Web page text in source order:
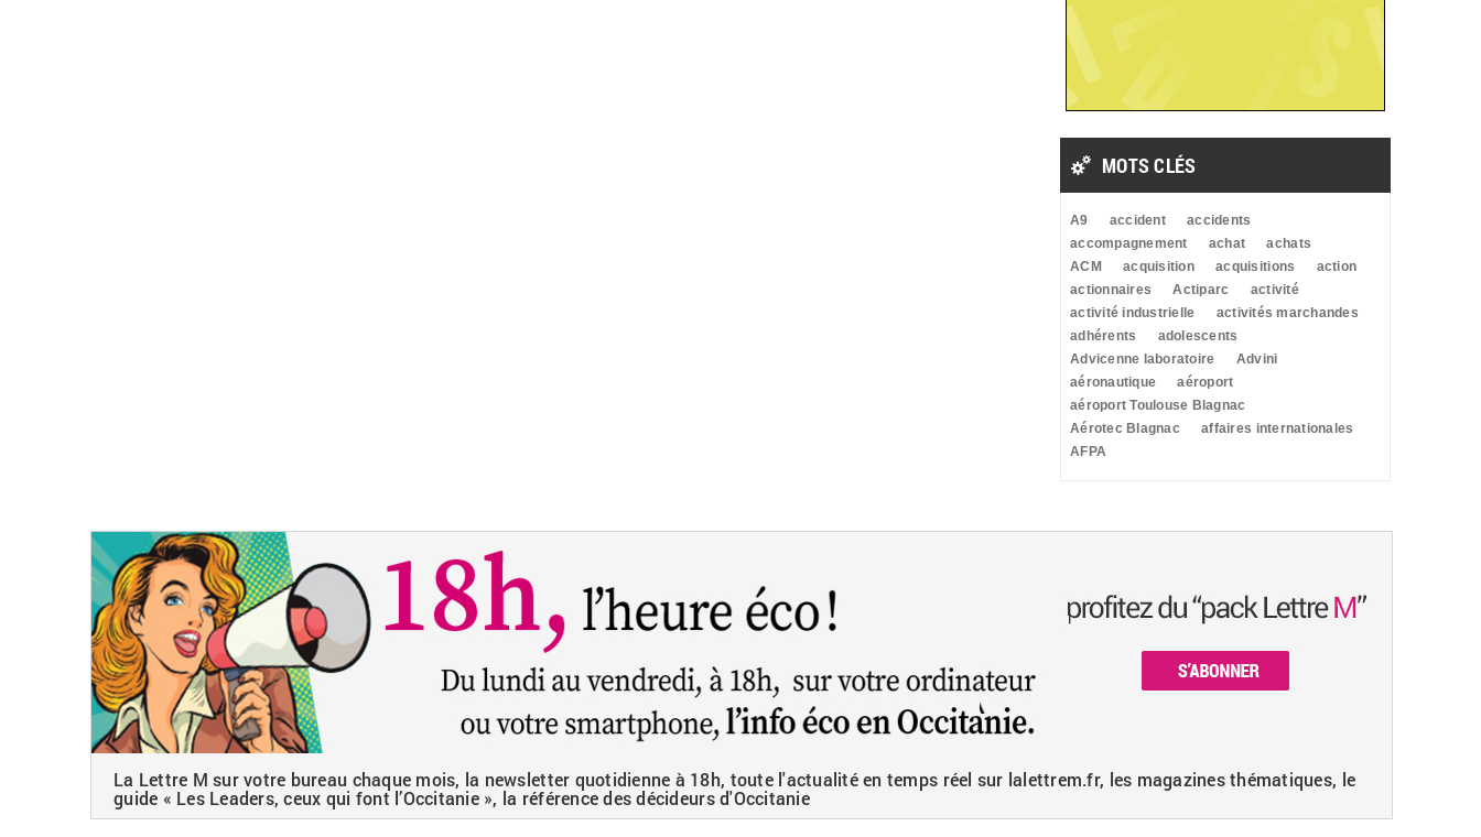
MOTS CLÉS
A9 accident
accidents
accompagnement
achat
achats
ACM
acquisition acquisitions
action
actionnaires
Actiparc
activité
activité industrielle
activités marchandes
adhérents
adolescents
Advicenne laboratoire
Advini
aéronautique
aéroport
aéroport Toulouse Blagnac
Aérotec Blagnac
affaires internationales
AFPA
La Lettre M sur votre bureau chaque mois, la newsletter quotidienne à 18h, toute l'actualité en temps réel sur lalettrem.fr, les magazines thématiques, le
guide « Les Leaders, ceux qui font l’Occitanie », la référence des décideurs d'Occitanie